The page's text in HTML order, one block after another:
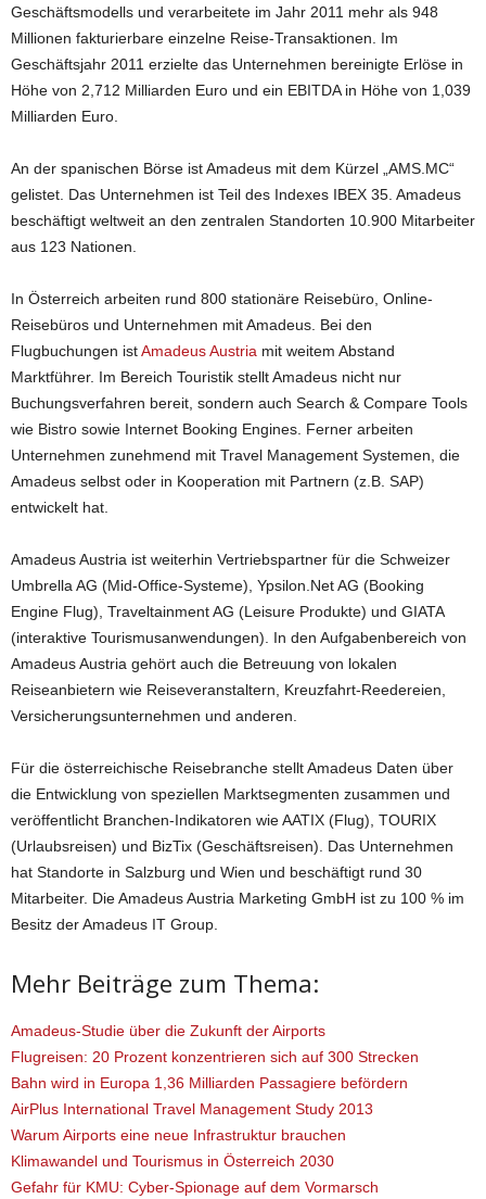
Geschäftsmodells und verarbeitete im Jahr 2011 mehr als 948
Millionen fakturierbare einzelne Reise-Transaktionen. Im
Geschäftsjahr 2011 erzielte das Unternehmen bereinigte Erlöse in
Höhe von 2,712 Milliarden Euro und ein EBITDA in Höhe von 1,039
Milliarden Euro.
An der spanischen Börse ist Amadeus mit dem Kürzel „AMS.MC“
gelistet. Das Unternehmen ist Teil des Indexes IBEX 35. Amadeus
beschäftigt weltweit an den zentralen Standorten 10.900 Mitarbeiter
aus 123 Nationen.
In Österreich arbeiten rund 800 stationäre Reisebüro, Online-
Reisebüros und Unternehmen mit Amadeus. Bei den
Flugbuchungen istAmadeus Austria mit weitem Abstand
Marktführer. Im Bereich Touristik stellt Amadeus nicht nur
Buchungsverfahren bereit, sondern auch Search & Compare Tools
wie Bistro sowie Internet Booking Engines. Ferner arbeiten
Unternehmen zunehmend mit Travel Management Systemen, die
Amadeus selbst oder in Kooperation mit Partnern (z.B. SAP)
entwickelt hat.
Amadeus Austria ist weiterhin Vertriebspartner für die Schweizer
Umbrella AG (Mid-Office-Systeme), Ypsilon.Net AG (Booking
Engine Flug), Traveltainment AG (Leisure Produkte) und GIATA
(interaktive Tourismusanwendungen). In den Aufgabenbereich von
Amadeus Austria gehört auch die Betreuung von lokalen
Reiseanbietern wie Reiseveranstaltern, Kreuzfahrt-Reedereien,
Versicherungsunternehmen und anderen.
Für die österreichische Reisebranche stellt Amadeus Daten über
die Entwicklung von speziellen Marktsegmenten zusammen und
veröffentlicht Branchen-Indikatoren wie AATIX (Flug), TOURIX
(Urlaubsreisen) und BizTix (Geschäftsreisen). Das Unternehmen
hat Standorte in Salzburg und Wien und beschäftigt rund 30
Mitarbeiter. Die Amadeus Austria Marketing GmbH ist zu 100 % im
Besitz der Amadeus IT Group.
Mehr Beiträge zum Thema:
Amadeus-Studie über die Zukunft der Airports
Flugreisen: 20 Prozent konzentrieren sich auf 300 Strecken
Bahn wird in Europa 1,36 Milliarden Passagiere befördern
AirPlus International Travel Management Study 2013
Warum Airports eine neue Infrastruktur brauchen
Klimawandel und Tourismus in Österreich 2030
Gefahr für KMU: Cyber-Spionage auf dem Vormarsch